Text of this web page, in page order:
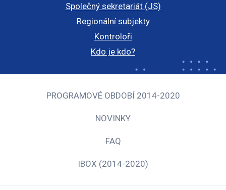
Společný sekretariát (JS)
Regionální subjekty
Kontroloři
Kdo je kdo?
PROGRAMOVÉ OBDOBÍ 2014-2020
NOVINKY
FAQ
IBOX (2014-2020)